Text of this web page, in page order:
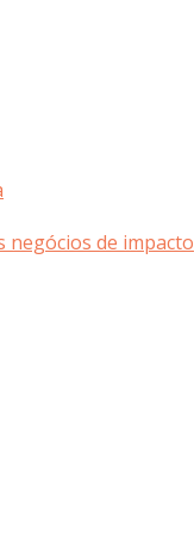
negócios de impacto